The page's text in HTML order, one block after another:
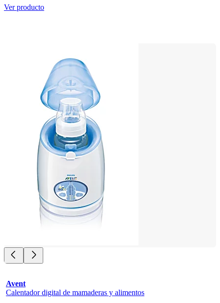
Ver producto
Avent
Calentador digital de mamaderas y alimentos